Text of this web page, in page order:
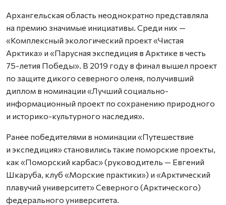
Архангельская область неоднократно представляла
на премию значимые инициативы. Среди них —
«Комплексный экологический проект «Чистая
Арктика» и «Парусная экспедиция в Арктике в честь
75-летия Победы». В 2019 году в финал вышел проект
по защите дикого северного оленя, получивший
диплом в номинации «Лучший социально-
информационный проект по сохранению природного
и историко-культурного наследия».
Ранее победителями в номинации «Путешествие
и экспедиция» становились такие поморские проекты,
как «Поморский карбас» (руководитель — Евгений
Шкаруба, клуб «Морские практики») и «Арктический
плавучий университет» Северного (Арктического)
федерального университета.